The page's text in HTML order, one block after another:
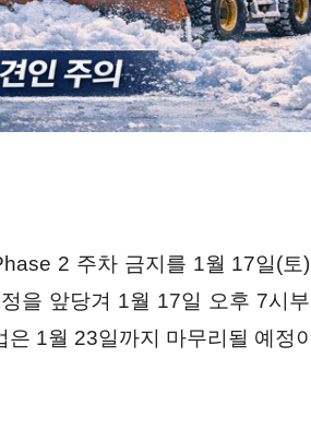
2 주차 금지를 1월 17일(
을 앞당겨 1월 17일 오후 7시
1월 23일까지 마무리될 예정